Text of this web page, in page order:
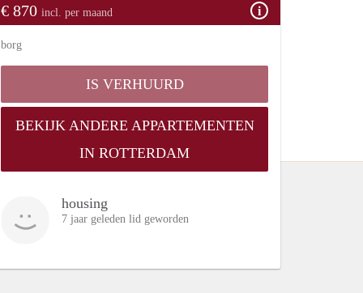
€ 870 incl. per maand
borg
IS VERHUURD
BEKIJK ANDERE APPARTEMENTEN
IN ROTTERDAM
housing
7 jaar geleden lid geworden